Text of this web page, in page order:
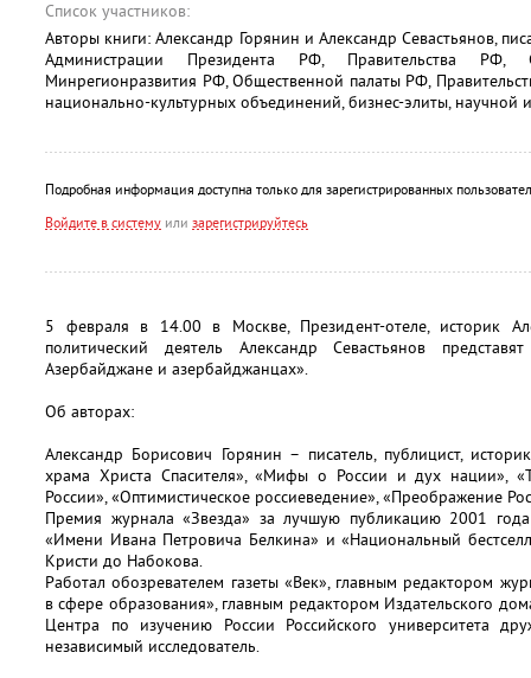
Список участников:
Авторы книги: Александр Горянин и Александр Севастьянов,
Администрации Президента РФ, Правительства
Минрегионразвития РФ, Общественной палаты РФ,
национально-культурных объединений, бизнес-элиты, научной
Подробная информация доступна только для зарегистрированных
Войдите в систему или зарегистрируйтесь
5 февраля в 14.00 в Москве, Президент-отеле, историк
политический деятель Александр Севастьянов
Азербайджане и азербайджанцах».
Об авторах:
Александр Борисович Горянин – писатель, публицист,
храма Христа Спасителя», «Мифы о России и дух нации»,
России», «Оптимистическое россиеведение», «Преображение
Премия журнала «Звезда» за лучшую публикацию 2001
«Имени Ивана Петровича Белкина» и «Национальный
Кристи до Набокова.
Работал обозревателем газеты «Век», главным редактором
в сфере образования», главным редактором Издательского
Центра по изучению России Российского университета
независимый исследователь.